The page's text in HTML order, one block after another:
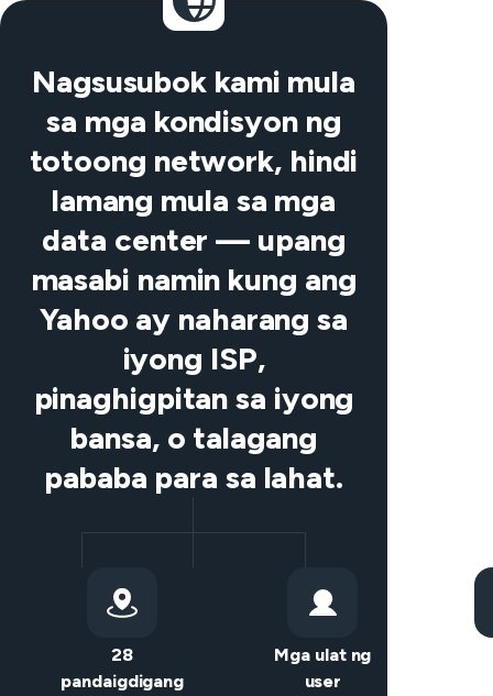
Nagsusubok kami mula
sa mga kondisyon ng
totoong network, hindi
lamang mula sa mga
data center — upang
masabi namin kung ang
Yahoo ay naharang sa
iyong ISP,
pinaghigpitan sa iyong
bansa, o talagang
pababa para sa lahat.
28
pandaigdigang
Mga ulat ng
user